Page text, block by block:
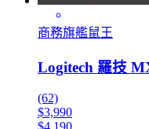
商務旗艦鼠王
Logitech 羅技
(62)
$3,990